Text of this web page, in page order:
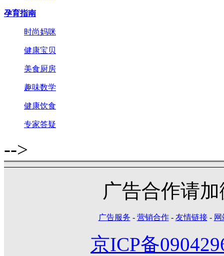
孕育指南
时尚妈咪
健康宝贝
美食厨房
趣味数学
健康饮食
专家答疑
-->
广告合作请加
广告服务 - 营销合作- 友情链接-
京ICP备